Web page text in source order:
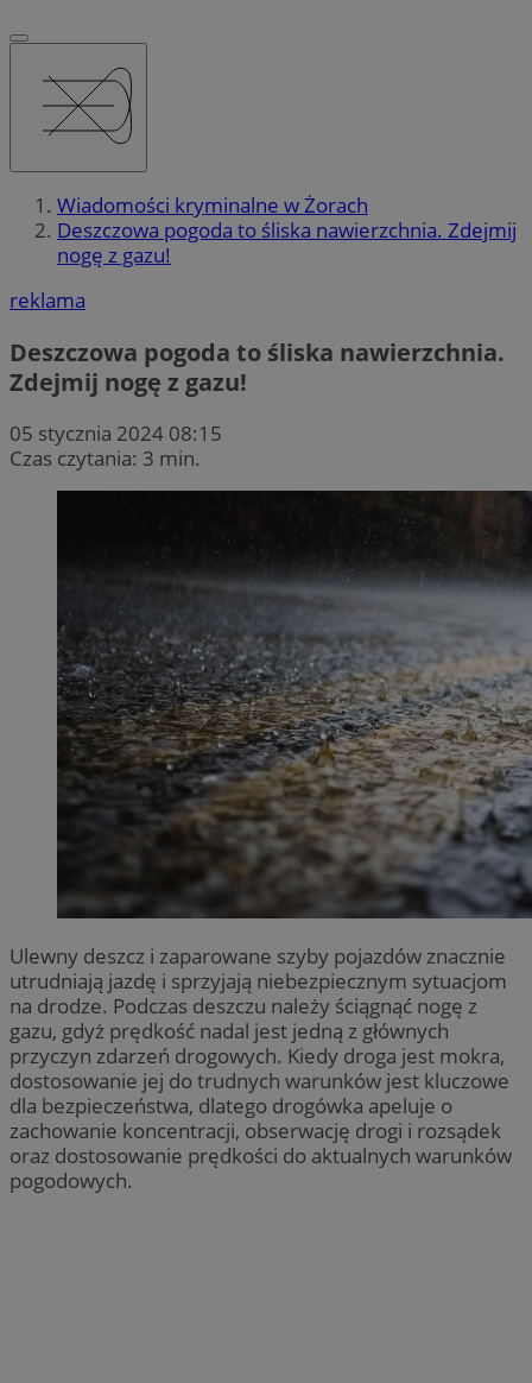
Wiadomości kryminalne w Żorach
Deszczowa pogoda to śliska nawierzchnia. Zdejmij
nogę z gazu!
reklama
Deszczowa pogoda to śliska nawierzchnia.
Zdejmij nogę z gazu!
05 stycznia 2024 08:15
Czas czytania: 3 min.
Ulewny deszcz i zaparowane szyby pojazdów znacznie
utrudniają jazdę i sprzyjają niebezpiecznym sytuacjom
na drodze. Podczas deszczu należy ściągnąć nogę z
gazu, gdyż prędkość nadal jest jedną z głównych
przyczyn zdarzeń drogowych. Kiedy droga jest mokra,
dostosowanie jej do trudnych warunków jest kluczowe
dla bezpieczeństwa, dlatego drogówka apeluje o
zachowanie koncentracji, obserwację drogi i rozsądek
oraz dostosowanie prędkości do aktualnych warunków
pogodowych.